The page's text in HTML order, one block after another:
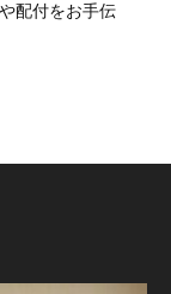
配付をお手伝